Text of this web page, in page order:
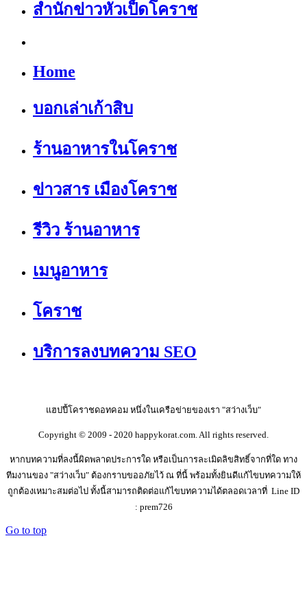
สำนักข่าวหัวเป็ดโคราช
Home
บอกเล่าเก้าสิบ
ร้านอาหารในโคราช
ข่าวสาร เมืองโคราช
รีวิว ร้านอาหาร
เมนูอาหาร
โคราช
บริการลงบทความ SEO
แฮปปี้โคราชดอทคอม หนึ่งในเครือข่ายของเรา "สว่างเว็บ"
Copyright © 2009 - 2020 happykorat.com. All rights reserved.
หากบทความที่ลงนี้ผิดพลาดประการใด หรือเป็นการละเมิดลิขสิทธิ์จากที่ใด ทาง
ทีมงานของ "สว่างเว็บ" ต้องกราบขออภัยไว้ ณ ที่นี้ พร้อมทั้งยินดีแก้ไขบทความให้
ถูกต้องเหมาะสมต่อไป ทั้งนี้สามารถติดต่อแก้ไขบทความได้ตลอดเวลาที่ Line ID
: prem726
Go to top